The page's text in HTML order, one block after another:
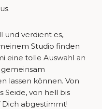
und verdient es,
Studio finden
eine tolle Auswahl an
lassen können. Von
Seide, von hell bis
Dich abgestimmt!